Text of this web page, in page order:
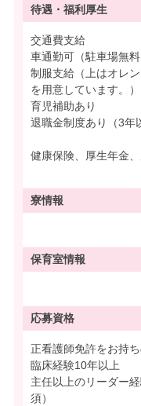
待遇・ 福利厚生
交通費支給
車通勤可（駐車場無料
制服支給（上はオレ
を用意しています。）
育児補助あり
退職金制度あり（3年
健康保険、厚生年金
寮情報
保育室情報
応募資格
正看護師免許をお持
臨床経験10年以上
主任以上のリーダー
須）